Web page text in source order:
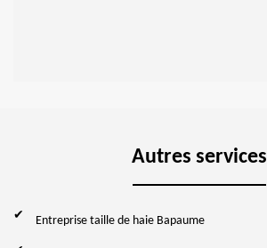
Autres services
Entreprise taille de haie Bapaume